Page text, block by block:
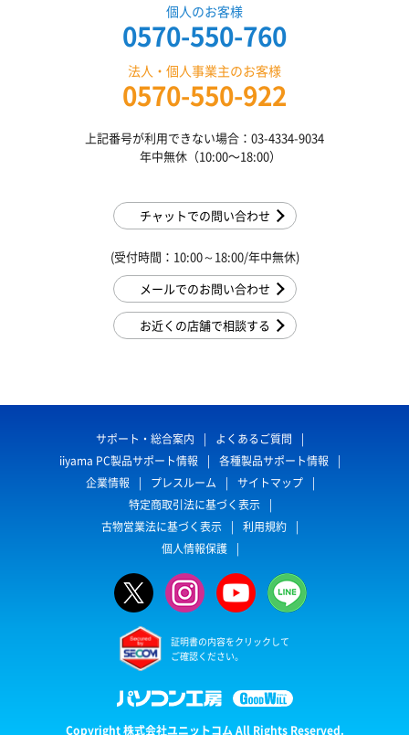
個人のお客様
0570-550-760
法人・個人事業主のお客様
0570-550-922
上記番号が利用できない場合：03-4334-9034
年中無休（10:00〜18:00）
チャットでの問い合わせ
(受付時間：10:00～18:00/年中無休)
メールでのお問い合わせ
お近くの店舗で相談する
サポート・総合案内
よくあるご質問
iiyama PC製品サポート情報
各種製品サポート情報
企業情報
プレスルーム
サイトマップ
特定商取引法に基づく表示
古物営業法に基づく表示
利用規約
個人情報保護
証明書の内容をクリックして
ご確認ください。
Copyright 株式会社ユニットコム All Rights Reserved.